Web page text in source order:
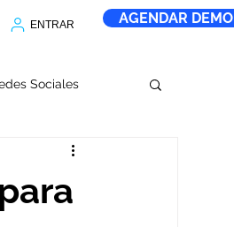
ENTRAR AGENDAR DEMO
Sociales
digitales